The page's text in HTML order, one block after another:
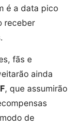
é a data pico
receber
fãs e
ainda
, que assumirão
de